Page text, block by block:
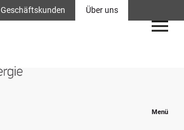
Geschäftskunden Über uns
Menü